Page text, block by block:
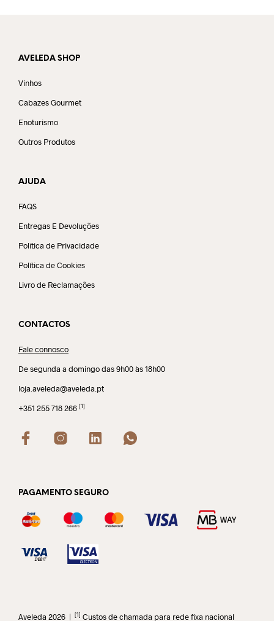
AVELEDA SHOP
Vinhos
Cabazes Gourmet
Enoturismo
Outros Produtos
AJUDA
FAQS
Entregas E Devoluções
Política de Privacidade
Política de Cookies
Livro de Reclamações
CONTACTOS
Fale connosco
De segunda a domingo das 9h00 às 18h00
loja.aveleda@aveleda.pt
+351 255 718 266 [1]
PAGAMENTO SEGURO
Aveleda 2026 | [1] Custos de chamada para rede fixa nacional